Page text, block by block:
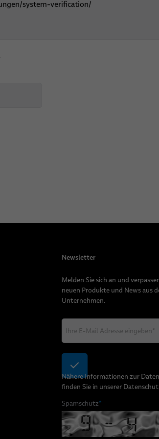
Newsletter
Melden Sie sich an und
neuen Produkte und News aus
Unternehmen.
Nähere Informationen zur
finden Sie in unserer
Spamschutz*